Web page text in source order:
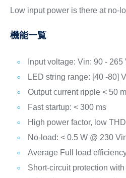
Low input power is there at no-
機能一覧
Input voltage: Vin: 90 - 265
LED string range: [40 -80]
Output current ripple < 50
Fast startup: < 300 ms
High power factor, low
No-load: < 0.5 W @ 230
Average Full load
Short-circuit protection